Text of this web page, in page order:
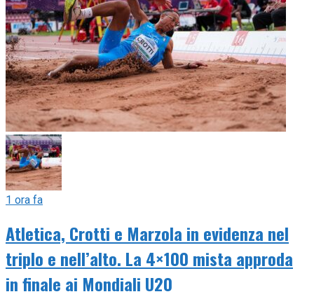
1 ora fa
Atletica, Crotti e Marzola in evidenza nel
triplo e nell’alto. La 4×100 mista approda
in finale ai Mondiali U20